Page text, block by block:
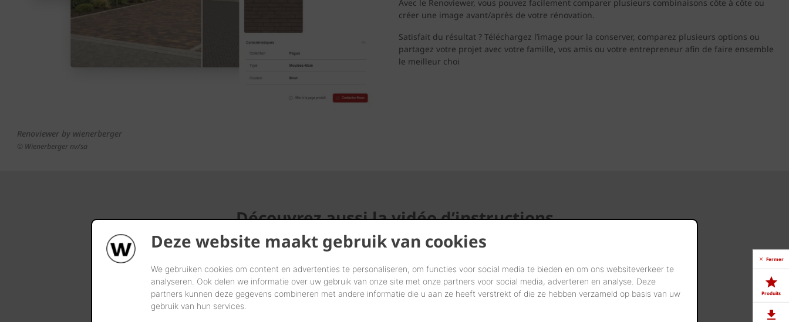
Deze website maakt gebruik van cookies
We gebruiken cookies om content en advertenties te personaliseren, om functies voor social media te bieden en om ons websiteverkeer te
analyseren. Ook delen we informatie over uw gebruik van onze site met onze partners voor social media, adverteren en analyse. Deze
partners kunnen deze gegevens combineren met andere informatie die u aan ze heeft verstrekt of die ze hebben verzameld op basis van uw
gebruik van hun services.
Renoviewer by wienerberger
© Wienerberger nv/sa
Avec le Renoviewer, vous pouvez facilement comparer plusieurs combinaisons côte à côte ou
créer une image avant/après de votre rénovation.
Satisfait du résultat ? Téléchargez l’image pour la conserver, comparez plusieurs options ou
partagez votre projet avec votre famille, vos amis ou votre entrepreneur afin de faire ensemble
le meilleur choi
Découvrez aussi la vidéo d’instructions
Fermer
Produits